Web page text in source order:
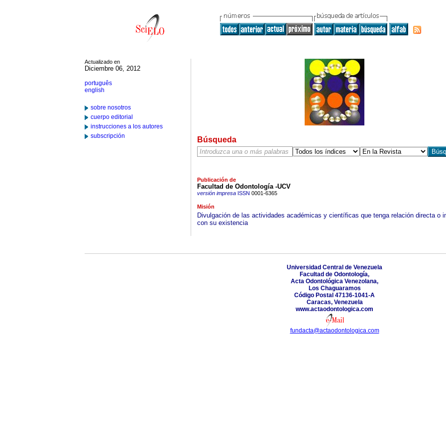
Actualizado en
Diciembre 06, 2012
português
english
sobre nosotros
cuerpo editorial
instrucciones a los autores
subscripción
Búsqueda
Publicación de
Facultad de Odontología -UCV
versión impresaISSN 0001-6365
Misión
Divulgación de las actividades académicas y científicas que tenga relación directa o
con su existencia
Universidad Central de Venezuela
Facultad de Odontología,
Acta Odontológica Venezolana,
Los Chaguaramos
Código Postal 47136-1041-A
Caracas, Venezuela
www.actaodontologica.com
fundacta@actaodontologica.com